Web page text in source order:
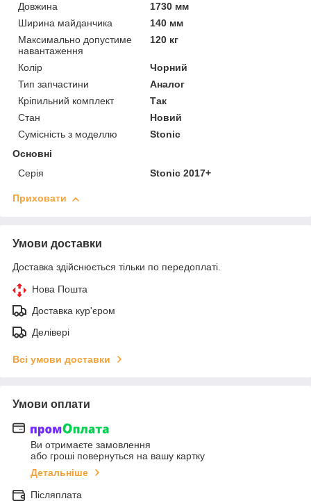
Довжина
1730 мм
Ширина майданчика
140 мм
Максимально допустиме
навантаження
120 кг
Колір
Чорний
Тип запчастини
Аналог
Кріпильний комплект
Так
Стан
Новий
Сумісність з моделлю
Stonic
Основні
Серія
Stonic 2017+
Приховати
Умови доставки
Доставка здійснюється тільки по передоплаті.
Нова Пошта
Доставка кур'єром
Делівері
Всі умови доставки
Умови оплати
Ви отримаєте замовлення
або гроші повернуться на вашу картку
Детальніше
Післяплата